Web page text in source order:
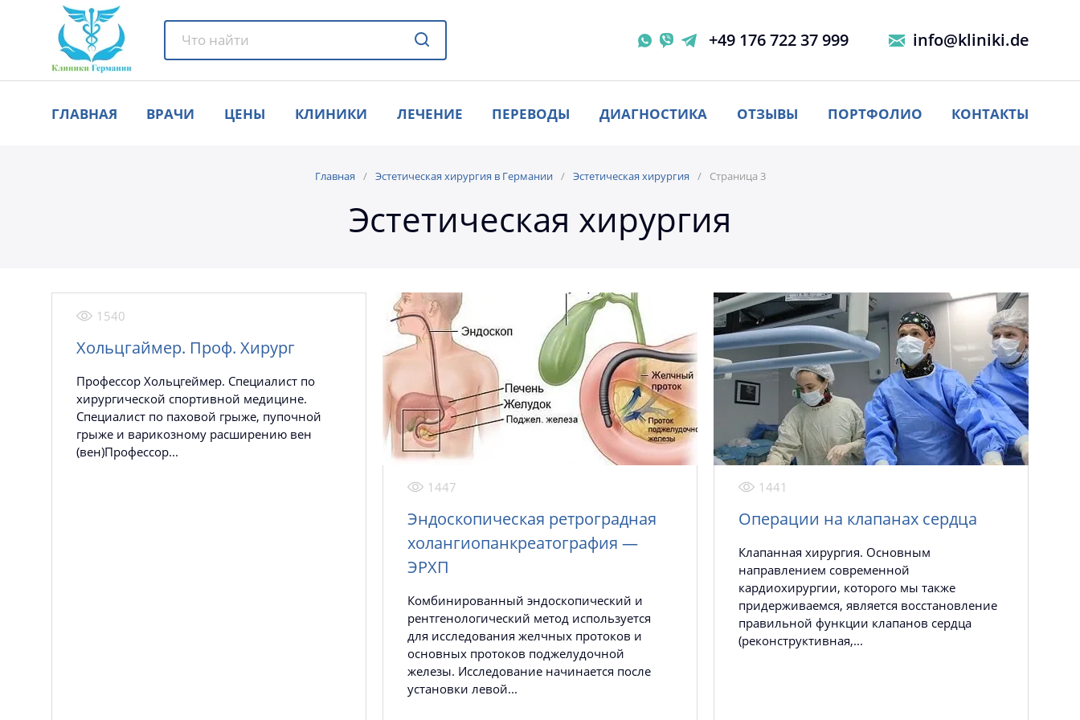
+49 176 722 37 999 info@kliniki.de
ГЛАВНАЯ ВРАЧИ ЦЕНЫ КЛИНИКИ ЛЕЧЕНИЕ ПЕРЕВОДЫ ДИАГНОСТИКА ОТЗЫВЫ ПОРТФОЛИО КОНТАКТЫ
Главная Эстетическая хирургия в Германии Эстетическая хирургия Страница 3
Эстетическая хирургия
1540
Хольцгаймер. Проф. Хирург
Профессор Хольцгеймер. Специалист по
хирургической спортивной медицине.
Специалист по паховой грыже, пупочной
грыже и варикозному расширению вен
(вен)Профессор...
1447
Эндоскопическая ретроградная
холангиопанкреатография —
ЭРХП
Комбинированный эндоскопический и
рентгенологический метод используется
для исследования желчных протоков и
основных протоков поджелудочной
железы. Исследование начинается после
установки левой...
1441
Операции на клапанах сердца
Клапанная хирургия. Основным
направлением современной
кардиохирургии, которого мы также
придерживаемся, является восстановление
правильной функции клапанов сердца
(реконструктивная,...